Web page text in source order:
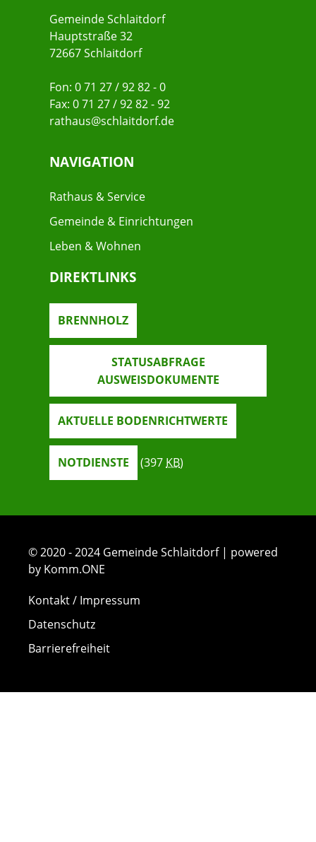
Gemeinde Schlaitdorf
Hauptstraße 32
72667 Schlaitdorf
Fon: 0 71 27 / 92 82 - 0
Fax: 0 71 27 / 92 82 - 92
rathaus@schlaitdorf.de
NAVIGATION
Rathaus & Service
Gemeinde & Einrichtungen
Leben & Wohnen
DIREKTLINKS
BRENNHOLZ
STATUSABFRAGE
AUSWEISDOKUMENTE
AKTUELLE BODENRICHTWERTE
NOTDIENSTE (397 KB)
© 2020 - 2024 Gemeinde Schlaitdorf | powered
by Komm.ONE
Kontakt / Impressum
Datenschutz
Barrierefreiheit